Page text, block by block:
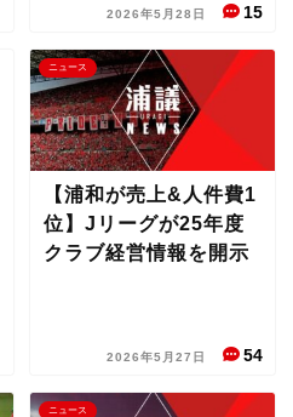
2026年5月28日 15
ニュース
【浦和が売上&人件費1
位】Jリーグが25年度
クラブ経営情報を開示
2026年5月27日 54
ニュース